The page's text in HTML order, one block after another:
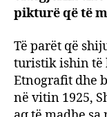
pikturë që të
Të parët që
turistik ishin të
Etnografit dhe
në vitin 1925,